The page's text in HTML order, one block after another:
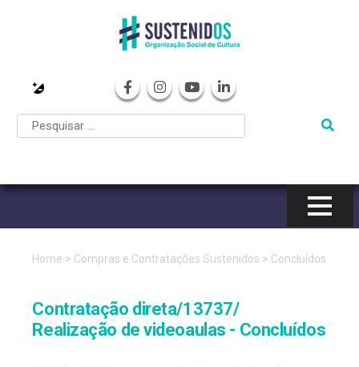
Pular
o
Home > Compras e Contratações Sustenidos > Concluídos
Contratação direta/13737/
Realização de videoaulas - Concluídos